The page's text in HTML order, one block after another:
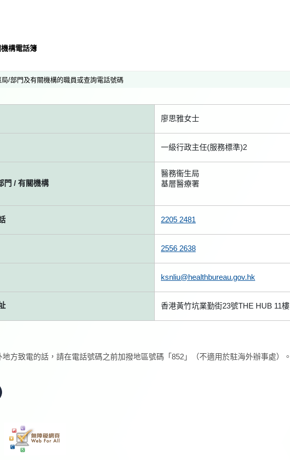
構電話簿
/部門及有關機構的職員或查詢電話號碼
廖思雅女士
一級行政主任(服務標準)2
門 / 有關機構
醫務衞生局
基層醫療署
2205 2481
2556 2638
ksnliu@healthbureau.gov.hk
香港黃竹坑業勤街23號THE HUB 11樓
方致電的話，請在電話號碼之前加撥地區號碼「852」（不適用於駐海外辦事處）。